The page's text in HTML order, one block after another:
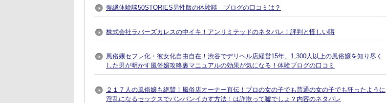
復縁体験談50STORIES男性版の体験談 ブログの口コミは？
株式会社ラバーズカレスの中イキ！アンリミテッドのネタバレ！評判と怪しい噂
風俗嬢セフレ化・彼女化自由自在！渋谷でデリヘル店経営15年、1,300人以上の風俗嬢を知り尽く
した男が明かす風俗嬢攻略裏マニュアルの効果が気になる！体験ブログの口コミ
２１７人の風俗嬢も絶賛！風俗店オーナー直伝！プロの女の子でも普通の女の子でも狂ったように
淫乱になるセックスでバンバンイカす方法！は詐欺って嘘でしょ？内容のネタバレ